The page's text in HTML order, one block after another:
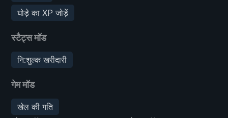
घोड़े का XP जोड़ें
स्टैट्स मॉड
नि:शुल्क खरीदारी
गेम मॉड
खेल की गति